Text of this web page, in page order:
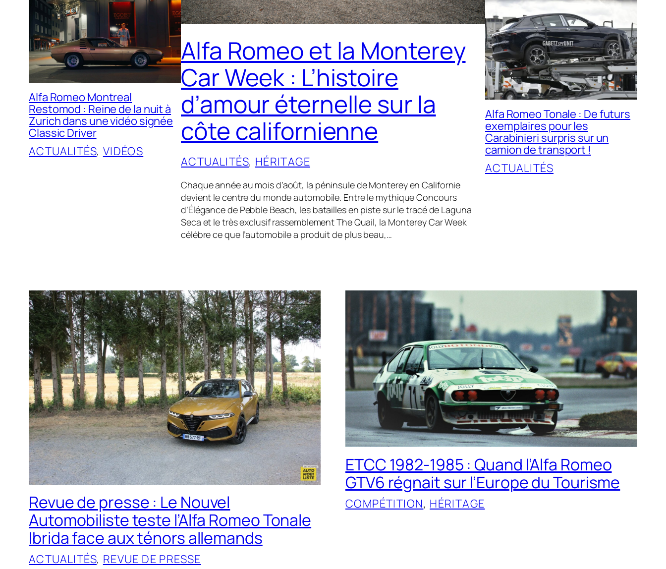
Alfa Romeo Montreal
Restomod : Reine de la nuit à
Zurich dans une vidéo signée
Classic Driver
ACTUALITÉS, VIDÉOS
Alfa Romeo et la Monterey
Car Week : L’histoire
d’amour éternelle sur la
côte californienne
ACTUALITÉS, HÉRITAGE
Chaque année au mois d’août, la péninsule de Monterey en Californie
devient le centre du monde automobile. Entre le mythique Concours
d’Élégance de Pebble Beach, les batailles en piste sur le tracé de Laguna
Seca et le très exclusif rassemblement The Quail, la Monterey Car Week
célèbre ce que l’automobile a produit de plus beau,…
Alfa Romeo Tonale : De futurs
exemplaires pour les
Carabinieri surpris sur un
camion de transport !
ACTUALITÉS
Revue de presse : Le Nouvel
Automobiliste teste l’Alfa Romeo Tonale
Ibrida face aux ténors allemands
ACTUALITÉS, REVUE DE PRESSE
ETCC 1982-1985 : Quand l’Alfa Romeo
GTV6 régnait sur l’Europe du Tourisme
COMPÉTITION, HÉRITAGE